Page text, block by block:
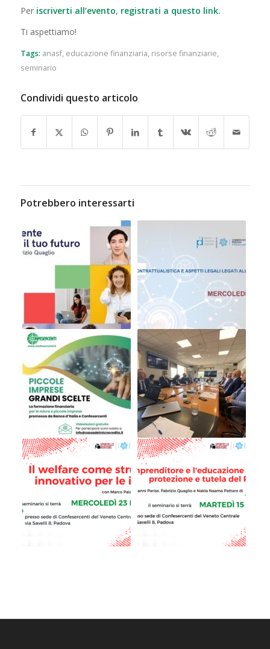
Per iscriverti all’evento, registrati a questo link.
Ti aspettiamo!
Tags: anasf, educazione finanziaria, risorse finanziarie,
seminario
Condividi questo articolo
Potrebbero interessarti